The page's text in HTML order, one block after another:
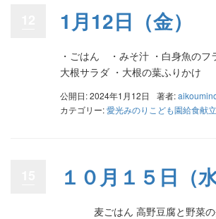
1月12日（金）
・ごはん ・みそ汁 ・白身魚のフ
大根サラダ ・大根の葉ふりかけ
公開日: 2024年1月12日 著者:
カテゴリー:愛光みのりこども園給食献立
１０月１５日（水
麦ごはん 高野豆腐と野菜の